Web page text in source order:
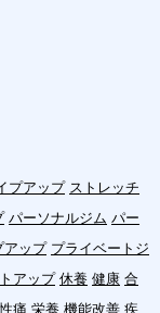
プアップ ストレッチ
パーソナルジム パー
アップ プライベートジ
アップ 休養 健康 合
痛 栄養 機能改善 疾